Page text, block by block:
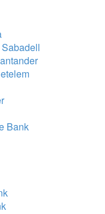
Bank